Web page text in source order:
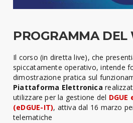
PROGRAMMA DEL
Il corso (in diretta live), che
spiccatamente operativo, intende
dimostrazione pratica sul
Piattaforma Elettronica
utilizzare per la gestione del
(eDGUE-IT), attiva dal 16 marzo
telematiche